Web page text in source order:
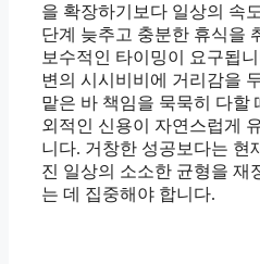
을 확장하기보다 일상의 속
단계 늦추고 충분한 휴식을
보수적인 타이밍이 요구됩
변의 시시비비에 거리감을
맡은 바 책임을 묵묵히 다할
외적인 신용이 자연스럽게
니다. 거창한 성공보다는 현
진 일상의 소소한 균형을 재
는 데 집중해야 합니다.